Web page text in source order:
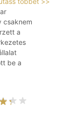
csaknem
a
be a